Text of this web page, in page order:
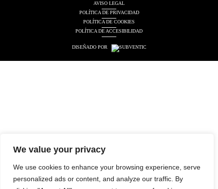
We value your privacy
We use cookies to enhance your browsing experience, serve
personalized ads or content, and analyze our traffic. By
AVISO LEGAL
POLÍTICA DE PRIVACIDAD
POLÍTICA DE COOKIES
POLÍTICA DE ACCESIBILIDAD
DISEÑADO POR